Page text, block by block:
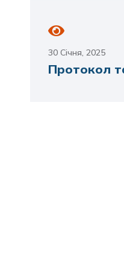
30 Січня, 2025
Протокол